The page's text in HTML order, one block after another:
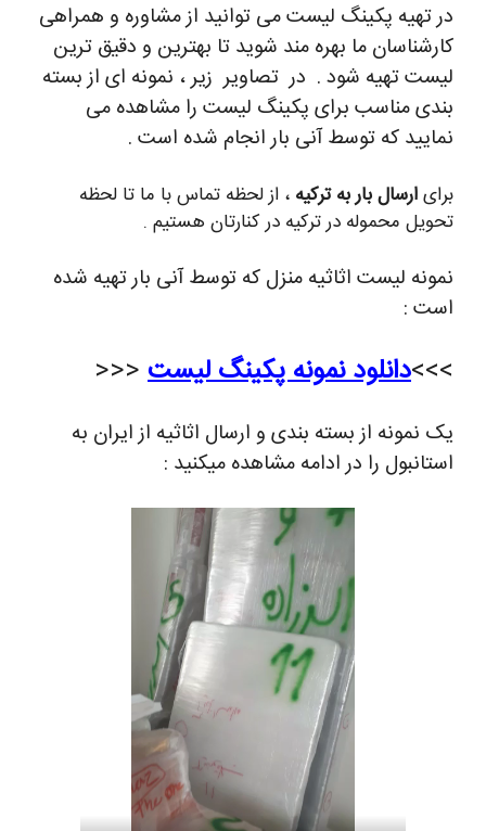
در تهیه پکینگ لیست می توانید از مشاوره و همراهی
کارشناسان ما بهره مند شوید تا بهترین و دقیق ترین
لیست تهیه شود . در تصاویر زیر ، نمونه ای از بسته
بندی مناسب برای پکینگ لیست را مشاهده می
نمایید که توسط آنی بار انجام شده است .
برایارسال بار به ترکیه ، از لحظه تماس با ما تا لحظه
تحویل محموله در ترکیه در کنارتان هستیم .
نمونه لیست اثاثیه منزل که توسط آنی بار تهیه شده
است :
>>>دانلود نمونه پکینگ لیست <<<
یک نمونه از بسته بندی و ارسال اثاثیه از ایران به
استانبول را در ادامه مشاهده میکنید :